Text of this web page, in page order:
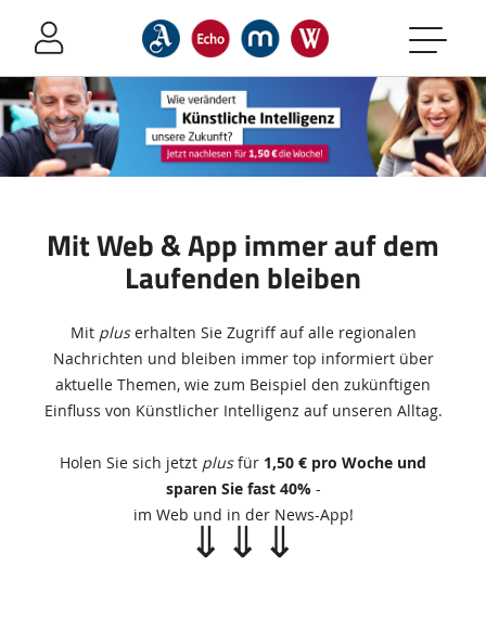
Sprung-
Navigation
direkt
zu:
Header
Mit Web & App immer auf dem
Laufenden bleiben
Zusätzliche
Informationen
Mit pluserhalten Sie Zugriff auf alle regionalen
Nachrichten und bleiben immer top informiert über
aktuelle Themen, wie zum Beispiel den zukünftigen
Einfluss von Künstlicher Intelligenz auf unseren Alltag.
Holen Sie sich jetzt plusfür 1,50 € pro Woche und
sparen Sie fast 40%-
im Web und in der News-App!
⇓⇓⇓